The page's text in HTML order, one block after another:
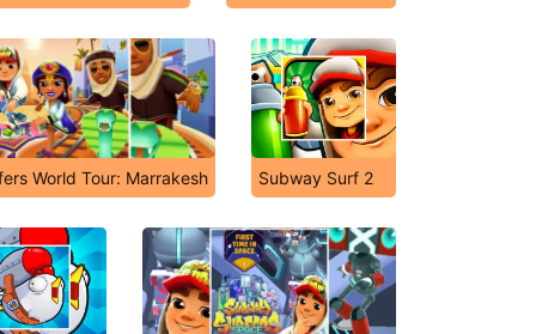
World Tour: Marrakesh Subway Surf 2